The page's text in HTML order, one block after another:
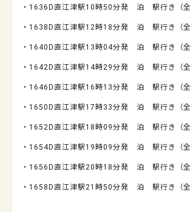
・ 1636D 直江津駅 10 時50分発 泊 駅行き（全
・ 1638D 直江津駅 12時18分発 泊 駅行き（全
・ 1640D 直江津駅 13 時04分発 泊 駅行き（全
・ 1642D 直江津駅 14時29分発 泊 駅行き（全
・ 1646D 直江津駅 16 時13分発 泊 駅行き（全
・ 1650D 直江津駅 17 時33分発 泊 駅行き（全
・ 1652D 直江津駅 18 時09分発 泊 駅行き（全
・ 1654D 直江津駅 19 時09分発 泊 駅行き（全
・ 1656D 直江津駅20 時18分発 泊 駅行き（全
・ 1658D 直江津駅21 時50分発 泊 駅行き（全